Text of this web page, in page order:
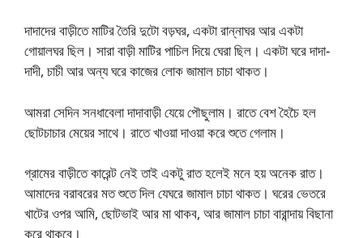
দাদাদের বাড়ীতে মাটির তৈরি দুটো বড়ঘর, একটা রান্নাঘর আর একটা
গোয়ালঘর ছিল। সারা বাড়ী মাটির পাচিল দিয়ে ঘেরা ছিল। একটা ঘরে দাদা-
দাদী, চাচী আর অন্য ঘরে কাজের লোক জামাল চাচা থাকত।
আমরা সেদিন সনধাবেলা দাদাবাড়ী যেয়ে পৌছুলাম। রাতে বেশ হৈচৈ হল
ছোটচাচার মেয়ের সাথে। রাতে খাওয়া দাওয়া করে শুতে গেলাম।
গ্রামের বাড়ীতে কারেন্ট নেই তাই একটু রাত হলেই মনে হয় অনেক রাত।
আমাদের বরাবরের মত শুতে দিল যেঘরে জামাল চাচা থাকত। ঘরের ভেতরে
খাটের ওপর আমি, ছোটভাই আর মা থাকব, আর জামাল চাচা বারান্দায় বিছানা
করে থাকবে।